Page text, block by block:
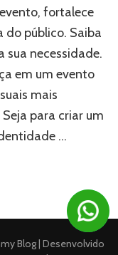
fortalece
do público. Saiba
sua necessidade.
em um evento
mais
para criar um
…
Blog | Desenvolvido